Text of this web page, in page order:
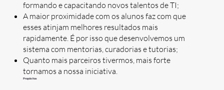
formando e capacitando novos talentos de TI;
A maior proximidade com os alunos faz com que
esses atinjam melhores resultados mais
rapidamente. É por isso que desenvolvemos um
sistema com mentorias, curadorias e tutorias;
Quanto mais parceiros tivermos, mais forte
tornamos a nossa iniciativa.
Propósitos